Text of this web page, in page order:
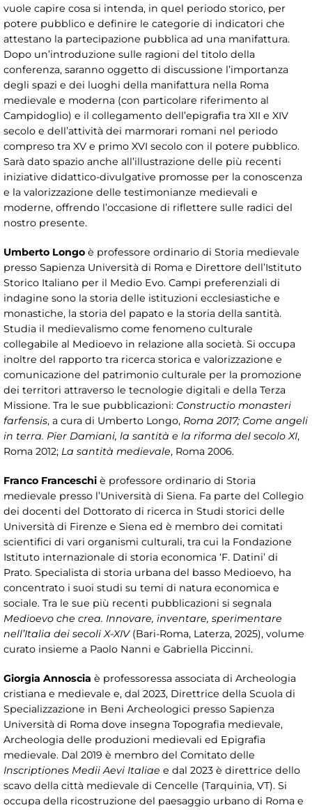
vuole capire cosa si intenda, in quel periodo storico, per
potere pubblico e definire le categorie di indicatori che
attestano la partecipazione pubblica ad una manifattura.
Dopo un’introduzione sulle ragioni del titolo della
conferenza, saranno oggetto di discussione l’importanza
degli spazi e dei luoghi della manifattura nella Roma
medievale e moderna (con particolare riferimento al
Campidoglio) e il collegamento dell’epigrafia tra XII e XIV
secolo e dell’attività dei marmorari romani nel periodo
compreso tra XV e primo XVI secolo con il potere pubblico.
Sarà dato spazio anche all’illustrazione delle più recenti
iniziative didattico-divulgative promosse per la conoscenza
e la valorizzazione delle testimonianze medievali e
moderne, offrendo l’occasione di riflettere sulle radici del
nostro presente.
Umberto Longo è professore ordinario di Storia medievale
presso Sapienza Università di Roma e Direttore dell’Istituto
Storico Italiano per il Medio Evo. Campi preferenziali di
indagine sono la storia delle istituzioni ecclesiastiche e
monastiche, la storia del papato e la storia della santità.
Studia il medievalismo come fenomeno culturale
collegabile al Medioevo in relazione alla società. Si occupa
inoltre del rapporto tra ricerca storica e valorizzazione e
comunicazione del patrimonio culturale per la promozione
dei territori attraverso le tecnologie digitali e della Terza
Missione. Tra le sue pubblicazioni: Constructio monasteri
farfensis, a cura di Umberto Longo, Roma 2017; Come angeli
in terra. Pier Damiani, la santità e la riforma del secolo XI,
Roma 2012; La santità medievale, Roma 2006.
Franco Franceschi è professore ordinario di Storia
medievale presso l’Università di Siena. Fa parte del Collegio
dei docenti del Dottorato di ricerca in Studi storici delle
Università di Firenze e Siena ed è membro dei comitati
scientifici di vari organismi culturali, tra cui la Fondazione
Istituto internazionale di storia economica ‘F. Datini’ di
Prato. Specialista di storia urbana del basso Medioevo, ha
concentrato i suoi studi su temi di natura economica e
sociale. Tra le sue più recenti pubblicazioni si segnala
Medioevo che crea. Innovare, inventare, sperimentare
nell’Italia dei secoli X-XIV(Bari-Roma, Laterza, 2025), volume
curato insieme a Paolo Nanni e Gabriella Piccinni.
Giorgia Annoscia è professoressa associata di Archeologia
cristiana e medievale e, dal 2023, Direttrice della Scuola di
Specializzazione in Beni Archeologici presso Sapienza
Università di Roma dove insegna Topografia medievale,
Archeologia delle produzioni medievali ed Epigrafia
medievale. Dal 2019 è membro del Comitato delle
Inscriptiones Medii Aevi Italiae e dal 2023 è direttrice dello
scavo della città medievale di Cencelle (Tarquinia, VT). Si
occupa della ricostruzione del paesaggio urbano di Roma e